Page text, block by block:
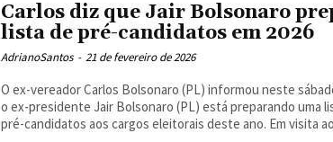
Carlos diz que Jair Bolsonaro
lista de pré-candidatos em 2026
AdrianoSantos - 21 de fevereiro de 2026
O ex-vereador Carlos Bolsonaro (PL) informou neste
o ex-presidente Jair Bolsonaro (PL) está preparando uma
pré-candidatos aos cargos eleitorais deste ano. Em